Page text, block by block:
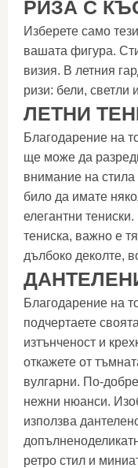
РИЗА С
Изберете само
вашата фигура.
визия. В летния
ризи: бели, светли
ЛЕТНИ
Благодарение на
ще може да
внимание на
било да имате
елегантни
тениска, важно е
дълбоко деколте,
Благодарение на
подчертаете
изтънченост и
откажете от
вулгарни. По-
нежни нюанси.
използва
ретро стил и